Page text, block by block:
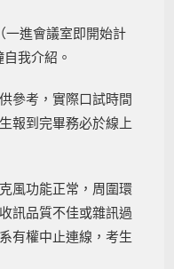
一進會議室即開始計
我介紹。
參考，實際口試時間
報到完畢務必於線上
風功能正常，周圍環
訊品質不佳或雜訊過
有權中止連線，考生